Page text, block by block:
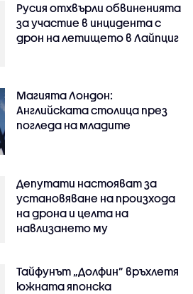
Русия отхвърли обвиненията
за участие в инцидента с
дрон на летището в Лайпциг
Магията Лондон:
Английската столица през
погледа на младите
Депутати настояват за
установяване на произхода
на дрона и целта на
навлизането му
Тайфунът „Долфин” връхлетя
южната японска